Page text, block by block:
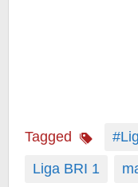
Tagged
Liga BRI 1